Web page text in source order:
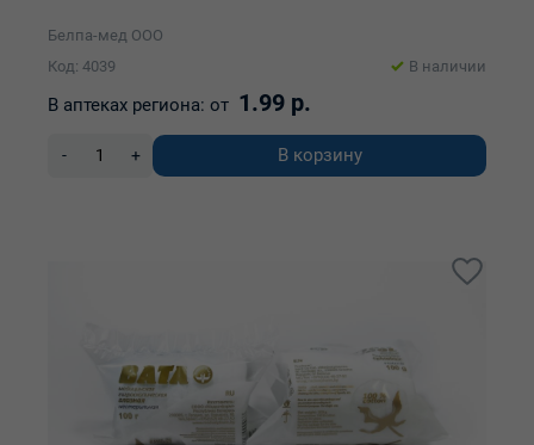
Белпа-мед ООО
Код: 4039
В наличии
В аптеках региона: от 1.99 р.
- + В корзину